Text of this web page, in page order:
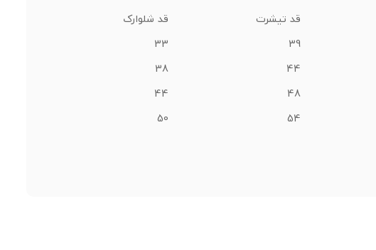
قد تیشرت
قد شلوارک
39
33
44
38
48
44
54
50